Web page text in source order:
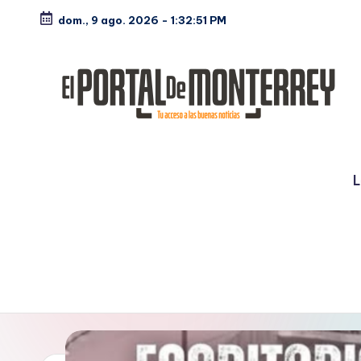
contenido
dom., 9 ago. 2026 - 1:32:52 PM
a